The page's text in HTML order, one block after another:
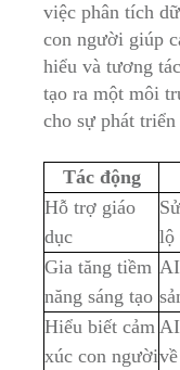
việc phân tích
con người giúp
hiểu và tương
tạo ra một môi
cho sự phát triển
Tác động
Hỗ trợ giáo
dục
lộ
Gia tăng tiềm
năng sáng tạo
Hiểu biết cảm
xúc con người